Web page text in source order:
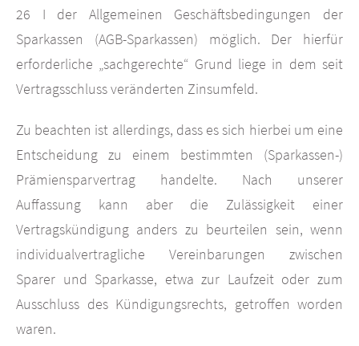
26 I der Allgemeinen Geschäftsbedingungen der
Sparkassen (AGB-Sparkassen) möglich. Der hierfür
erforderliche „sachgerechte“ Grund liege in dem seit
Vertragsschluss veränderten Zinsumfeld.
Zu beachten ist allerdings, dass es sich hierbei um eine
Entscheidung zu einem bestimmten (Sparkassen-)
Prämiensparvertrag handelte. Nach unserer
Auffassung kann aber die Zulässigkeit einer
Vertragskündigung anders zu beurteilen sein, wenn
individualvertragliche Vereinbarungen zwischen
Sparer und Sparkasse, etwa zur Laufzeit oder zum
Ausschluss des Kündigungsrechts, getroffen worden
waren.